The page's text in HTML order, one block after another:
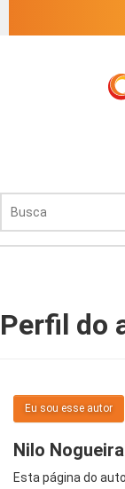
Perfil do
Eu sou esse autor
Nilo
Esta página do